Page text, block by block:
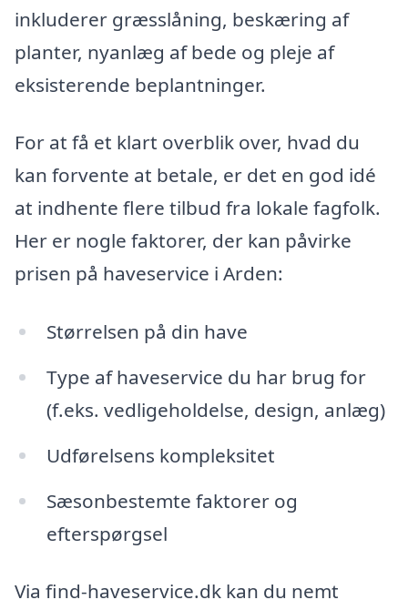
inkluderer græsslåning, beskæring af
planter, nyanlæg af bede og pleje af
eksisterende beplantninger.
For at få et klart overblik over, hvad du
kan forvente at betale, er det en god idé
at indhente flere tilbud fra lokale fagfolk.
Her er nogle faktorer, der kan påvirke
prisen på haveservice i Arden:
Størrelsen på din have
Type af haveservice du har brug for
(f.eks. vedligeholdelse, design, anlæg)
Udførelsens kompleksitet
Sæsonbestemte faktorer og
efterspørgsel
Via find-haveservice.dk kan du nemt